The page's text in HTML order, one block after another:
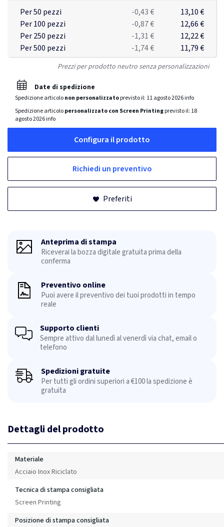
Per 50 pezzi -0,43 €
13,10 €
Per 100 pezzi
-0,87 €
12,66 €
Per 250 pezzi
-1,31 €
12,22 €
Per 500 pezzi
-1,74 € 11,79 €
Prezzi per prodotto neutro senza personalizzazioni
Date di spedizione
Spedizione articolonon personalizzatoprevisto il: 11 agosto 2026info
Spedizione articolopersonalizzato con Screen Printingprevisto il: 18
agosto 2026info
Configura il prodotto
Richiedi un preventivo
Preferiti
Anteprima di stampa
Riceverai la bozza digitale gratuita prima della
conferma
Preventivo online
Puoi avere il preventivo dei tuoi prodotti in tempo
reale
Supporto clienti
Sempre attivo dal lunedì al venerdì via chat, email o
telefono
Spedizioni gratuite
Per tutti gli ordini superiori a €100 la spedizione è
gratuita
Dettagli del prodotto
Materiale
Acciaio Inox Riciclato
Tecnica di stampa consigliata
Screen Printing
Posizione di stampa consigliata